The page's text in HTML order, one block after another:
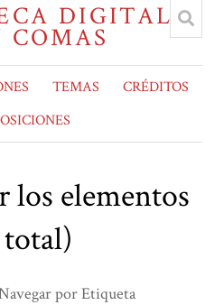
TEMAS
CRÉDITOS
los elementos
por Etiqueta